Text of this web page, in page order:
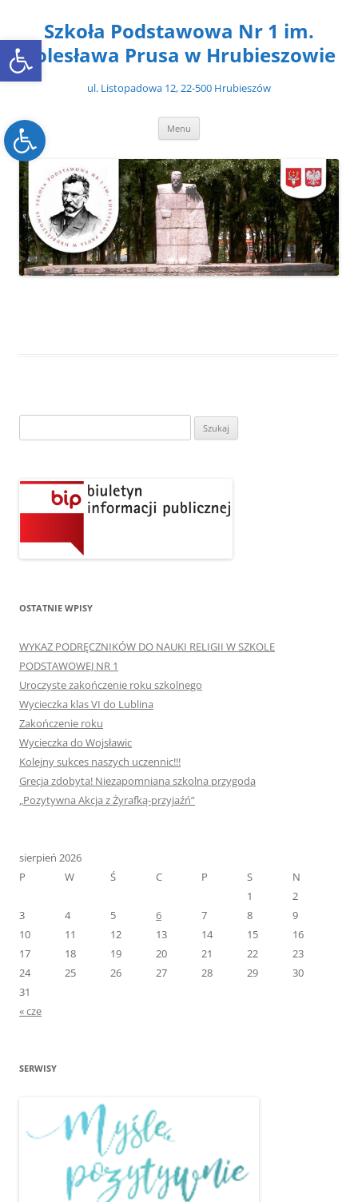
Open toolbar
Open toolbar
treściSzkoła Podstawowa Nr 1 im.
Bolesława Prusa w Hrubieszowie
ul. Listopadowa 12, 22-500 Hrubieszów
Menu
OSTATNIE WPISY
WYKAZ PODRĘCZNIKÓW DO NAUKI RELIGII W SZKOLE
PODSTAWOWEJ NR 1
Uroczyste zakończenie roku szkolnego
Wycieczka klas VI do Lublina
Zakończenie roku
Wycieczka do Wojsławic
Kolejny sukces naszych uczennic!!!
Grecja zdobyta! Niezapomniana szkolna przygoda
„Pozytywna Akcja z Żyrafką-przyjaźń”
sierpień 2026
P
W Ś C P S
N
1
2
3
4 5 6 7 8
9
10
11 12 13 14 15
16
17
18 19 20 21 22
23
24
25 26 27 28 29
30
31
« cze
SERWISY